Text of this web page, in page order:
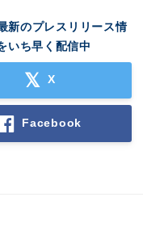
新のプレスリリース情
いち早く配信中
X
Facebook